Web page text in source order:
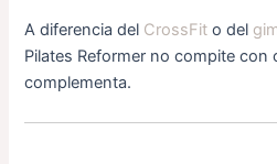
A diferencia del CrossFit o del
Pilates Reformer no compite
complementa.